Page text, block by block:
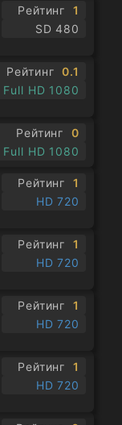
Рейтинг
1
SD 480
Рейтинг
0.1
Full HD 1080
Рейтинг
0
Full HD 1080
Рейтинг
1
HD 720
Рейтинг
1
HD 720
Рейтинг
1
HD 720
Рейтинг
1
HD 720